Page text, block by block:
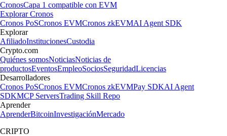
CronosCapa 1 compatible con EVM
Explorar Cronos
Cronos PoSCronos EVMCronos zkEVMAI Agent SDK
Explorar
AfiliadoInstitucionesCustodia
Crypto.com
Quiénes somosNoticiasNoticias de
productosEventosEmpleoSociosSeguridadLicencias
Desarrolladores
Cronos PoSCronos EVMCronos zkEVMPay SDKAI Agent
SDKMCP ServersTrading Skill Repo
Aprender
AprenderBitcoinInvestigaciónMercado
CRIPTO